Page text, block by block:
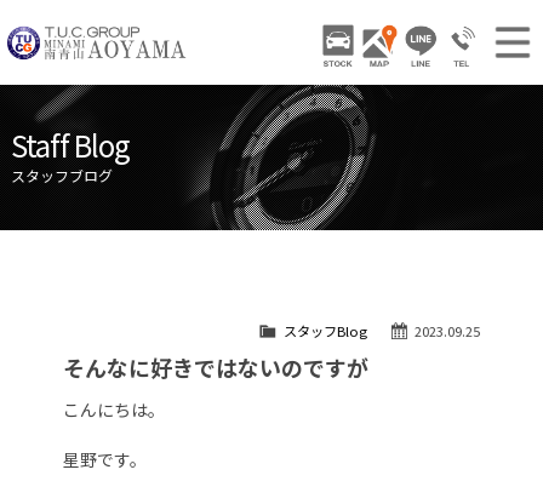
TUCグループ 南青山
STOCK ACCESS LINE 03-
NEWS INFO / ニュース
STOCK CAR LIST / 在庫車両情報
GALLERY / 販売車両ギャラリー
TRADE IN / 買取査定
Staff Blog
スタッフブログ
2023.09.25
スタッフBlog
そんなに好きではないのですが
こんにちは。
星野です。